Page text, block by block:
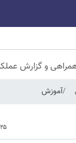
و گزارش عملکرد
آموزش
۲۵ تیر ۱۳۹۷ - ۰۴:۰۰